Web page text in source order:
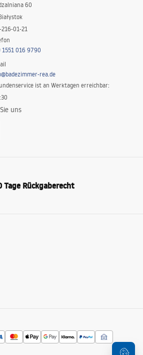
60
01-21
1551 016 9790
rea.de
ist an Werktagen erreichbar:
uns
Tage Rückgaberecht